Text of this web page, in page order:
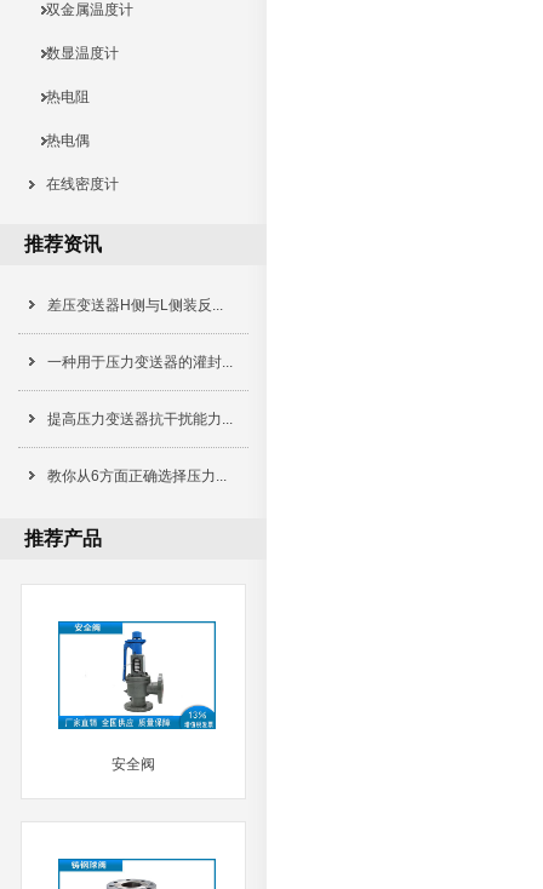
双金属温度计
数显温度计
热电阻
热电偶
在线密度计
推荐资讯
差压变送器H侧与L侧装反...
一种用于压力变送器的灌封...
提高压力变送器抗干扰能力...
教你从6方面正确选择压力...
推荐产品
安全阀
MORE